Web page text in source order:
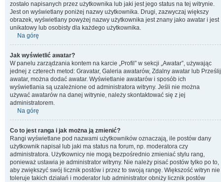
zostało napisanych przez użytkownika lub jaki jest jego status na tej witrynie.
Jest on wyświetlany poniżej nazwy użytkownika. Drugi, zazwyczaj większy
obrazek, wyświetlany powyżej nazwy użytkownika jest znany jako awatar i jest
unikatowy lub osobisty dla każdego użytkownika.
Na górę
Jak wyświetlić awatar?
W panelu zarządzania kontem na karcie „Profil” w sekcji „Awatar”, używając
jednej z czterech metod: Gravatar, Galeria awatarów, Zdalny awatar lub Prześlij
awatar, można dodać awatar. Wyświetlanie awatarów i sposób ich
wyświetlania są uzależnione od administratora witryny. Jeśli nie można
używać awatarów na danej witrynie, należy skontaktować się z jej
administratorem.
Na górę
Co to jest ranga i jak można ją zmienić?
Rangi wyświetlane pod nazwami użytkowników oznaczają, ile postów dany
użytkownik napisał lub jaki ma status na forum, np. moderatora czy
administratora. Użytkownicy nie mogą bezpośrednio zmieniać stylu rang,
ponieważ ustawia je administrator witryny. Nie należy pisać postów tylko po to,
aby zwiększyć swój licznik postów i przez to swoją rangę. Większość witryn nie
toleruje takich działań i moderator lub administrator obniży licznik postów